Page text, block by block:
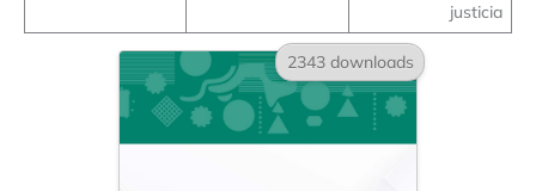
justicia
2343 downloads